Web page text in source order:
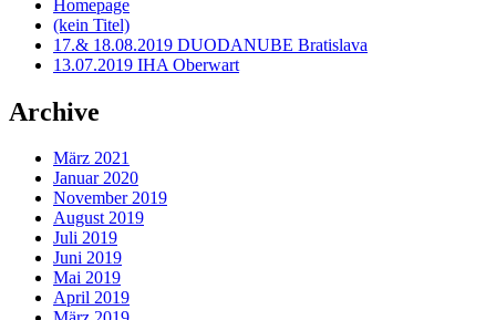
Homepage
(kein Titel)
17.& 18.08.2019 DUODANUBE Bratislava
13.07.2019 IHA Oberwart
Archive
März 2021
Januar 2020
November 2019
August 2019
Juli 2019
Juni 2019
Mai 2019
April 2019